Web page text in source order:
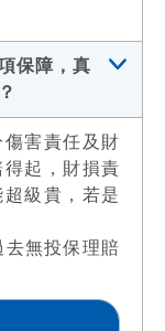
保障，真
害責任及財
起，財損責
級貴，若是
去無投保理賠